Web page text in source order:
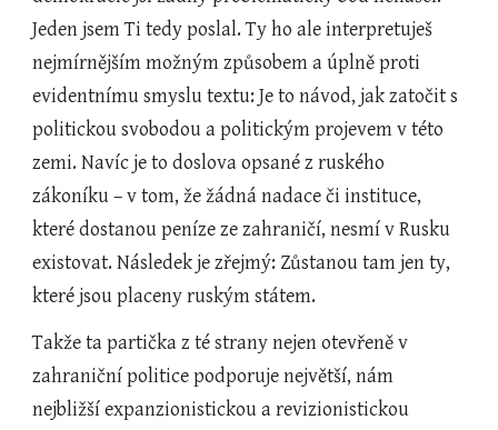
Jeden jsem Ti tedy poslal. Ty ho ale interpretuješ
nejmírnějším možným způsobem a úplně proti
evidentnímu smyslu textu: Je to návod, jak zatočit s
politickou svobodou a politickým projevem v této
zemi. Navíc je to doslova opsané z ruského
zákoníku – v tom, že žádná nadace či instituce,
které dostanou peníze ze zahraničí, nesmí v Rusku
existovat. Následek je zřejmý: Zůstanou tam jen ty,
které jsou placeny ruským státem.
Takže ta partička z té strany nejen otevřeně v
zahraniční politice podporuje největší, nám
nejbližší expanzionistickou a revizionistickou